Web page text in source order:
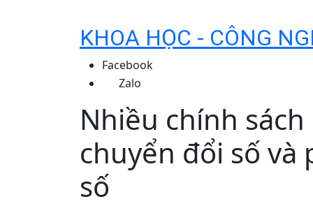
KHOA HỌC - CÔNG
Facebook
Zalo
Nhiều chính
chuyển đổi số
số